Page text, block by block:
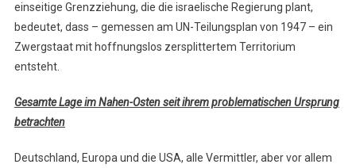
einseitige Grenzziehung, die die israelische Regierung plant,
bedeutet, dass – gemessen am UN-Teilungsplan von 1947 – ein
Zwergstaat mit hoffnungslos zersplittertem Territorium
entsteht.
Gesamte Lage im Nahen-Osten seit ihrem problematischen Ursprung
betrachten
Deutschland, Europa und die USA, alle Vermittler, aber vor allem